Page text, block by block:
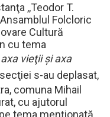
,,Teodor T.
Folcloric
Cultură
cu tema
vieţii și axa
s-au deplasat,
comuna Mihail
cu ajutorul
tema menţionată